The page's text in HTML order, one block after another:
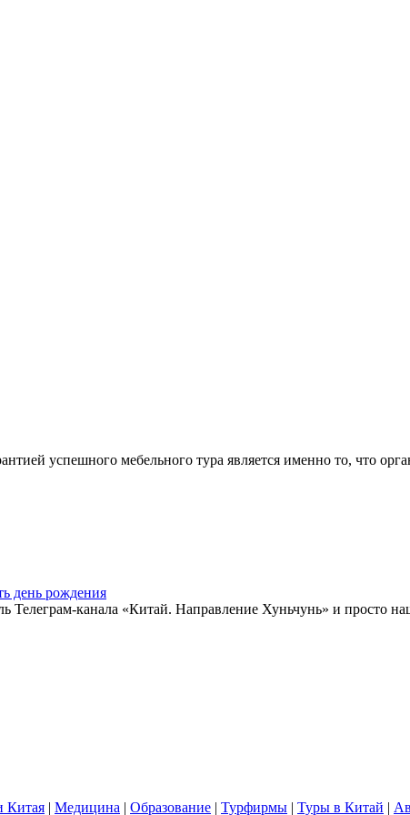
успешного мебельного тура является именно то, что
день рождения
канала «Китай. Направление Хуньчунь» и просто
Китая | Медицина | Образование | Турфирмы | Туры в Китай |